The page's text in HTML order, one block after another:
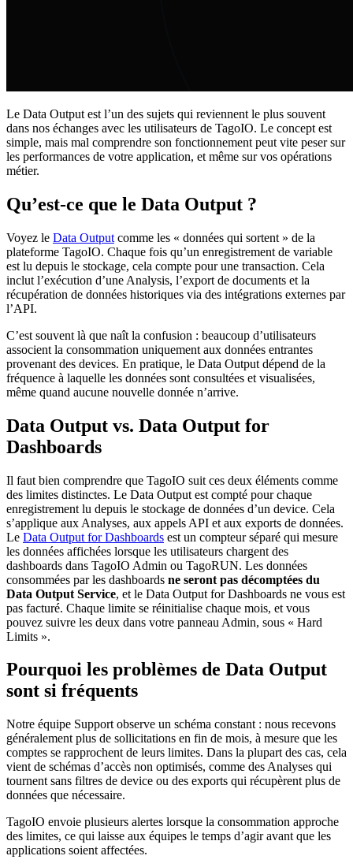
Le Data Output est l’un des sujets qui reviennent le plus souvent
dans nos échanges avec les utilisateurs de TagoIO. Le concept est
simple, mais mal comprendre son fonctionnement peut vite peser sur
les performances de votre application, et même sur vos opérations
métier.
Qu’est-ce que le Data Output ?
Voyez le Data Output comme les « données qui sortent » de la
plateforme TagoIO. Chaque fois qu’un enregistrement de variable
est lu depuis le stockage, cela compte pour une transaction. Cela
inclut l’exécution d’une Analysis, l’export de documents et la
récupération de données historiques via des intégrations externes par
l’API.
C’est souvent là que naît la confusion : beaucoup d’utilisateurs
associent la consommation uniquement aux données entrantes
provenant des devices. En pratique, le Data Output dépend de la
fréquence à laquelle les données sont consultées et visualisées,
même quand aucune nouvelle donnée n’arrive.
Data Output vs. Data Output for
Dashboards
Il faut bien comprendre que TagoIO suit ces deux éléments comme
des limites distinctes. Le Data Output est compté pour chaque
enregistrement lu depuis le stockage de données d’un device. Cela
s’applique aux Analyses, aux appels API et aux exports de données.
Le Data Output for Dashboards est un compteur séparé qui mesure
les données affichées lorsque les utilisateurs chargent des
dashboards dans TagoIO Admin ou TagoRUN. Les données
consommées par les dashboards ne seront pas décomptées du
Data Output Service, et le Data Output for Dashboards ne vous est
pas facturé. Chaque limite se réinitialise chaque mois, et vous
pouvez suivre les deux dans votre panneau Admin, sous « Hard
Limits ».
Pourquoi les problèmes de Data Output
sont si fréquents
Notre équipe Support observe un schéma constant : nous recevons
généralement plus de sollicitations en fin de mois, à mesure que les
comptes se rapprochent de leurs limites. Dans la plupart des cas, cela
vient de schémas d’accès non optimisés, comme des Analyses qui
tournent sans filtres de device ou des exports qui récupèrent plus de
données que nécessaire.
TagoIO envoie plusieurs alertes lorsque la consommation approche
des limites, ce qui laisse aux équipes le temps d’agir avant que les
applications soient affectées.